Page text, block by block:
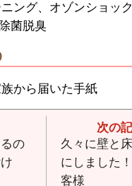
ング、オゾンショッ
菌脱臭
から届いた手紙
の
久々に壁と
にしました
客様